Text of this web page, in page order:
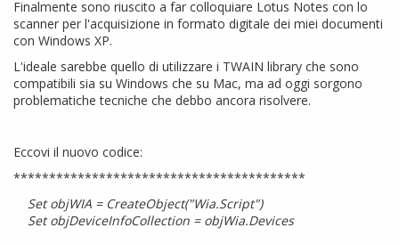
Finalmente sono riuscito a far colloquiare Lotus Notes con lo
scanner per l'acquisizione in formato digitale dei miei documenti
con Windows XP.
L'ideale sarebbe quello di utilizzare i TWAIN library che sono
compatibili sia su Windows che su Mac, ma ad oggi sorgono
problematiche tecniche che debbo ancora risolvere.
Eccovi il nuovo codice:
*****************************************
Set objWIA = CreateObject("Wia.Script")
Set objDeviceInfoCollection = objWia.Devices